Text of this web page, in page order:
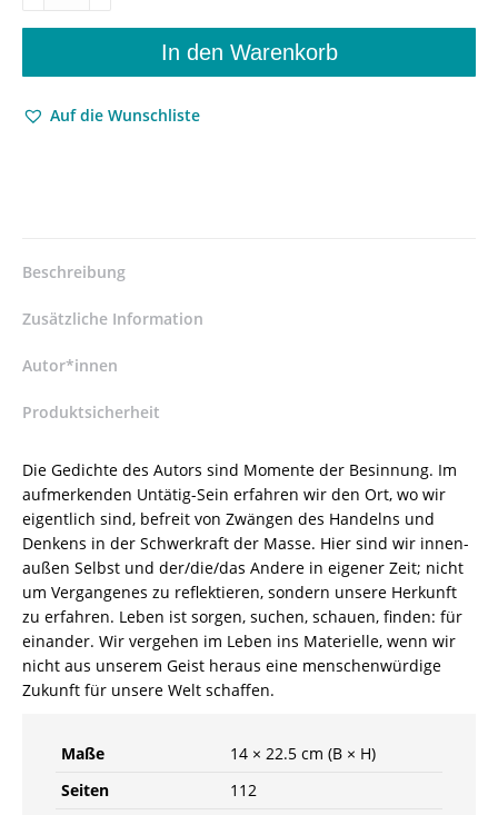
neokontemplative
–
/
3-
8767-
/
3-
8260-
8767-
7
Menge
In den Warenkorb
Auf die Wunschliste
Beschreibung
Zusätzliche Information
Autor*innen
Produktsicherheit
Die Gedichte des Autors sind Momente der Besinnung. Im
aufmerkenden Untätig-Sein erfahren wir den Ort, wo wir
eigentlich sind, befreit von Zwängen des Handelns und
Denkens in der Schwerkraft der Masse. Hier sind wir innen-
außen Selbst und der/die/das Andere in eigener Zeit; nicht
um Vergangenes zu reflektieren, sondern unsere Herkunft
zu erfahren. Leben ist sorgen, suchen, schauen, finden: für
einander. Wir vergehen im Leben ins Materielle, wenn wir
nicht aus unserem Geist heraus eine menschenwürdige
Zukunft für unsere Welt schaffen.
Maße
14 × 22.5 cm (B × H)
Seiten
112